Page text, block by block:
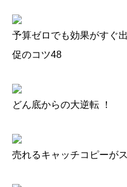
予算ゼロでも効果がすぐ
促のコツ48
どん底からの大逆転 ！
売れるキャッチコピーが